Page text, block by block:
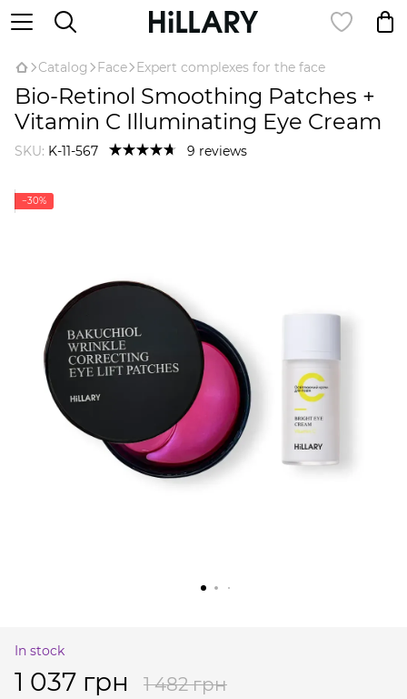
Catalog Face Expert complexes for the face
Bio-Retinol Smoothing Patches +
Vitamin C Illuminating Eye Cream
SKU: K-11-567 9 reviews
−30%
In stock
1 037 грн 1 482 грн